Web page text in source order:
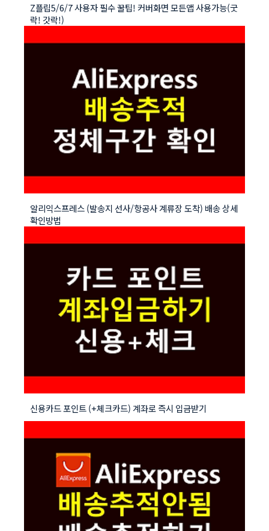
Z플립5/6/7 사용자 필수 꿀팁! 커버화면 모든앱 사용가능(굿
락! 갓락!)
알리익스프레스 (발송지 선사/항공사 계류장 도착) 배송 상세
확인방법
신용카드 포인트 (+체크카드) 계좌로 즉시 입금받기